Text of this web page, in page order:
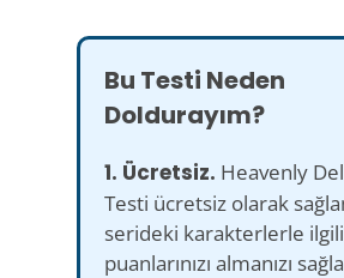
Bu Testi Neden
Doldurayım?
1. Ücretsiz. Heavenly
Testi ücretsiz olarak
serideki karakterlerle ilgili
puanlarınızı almanızı